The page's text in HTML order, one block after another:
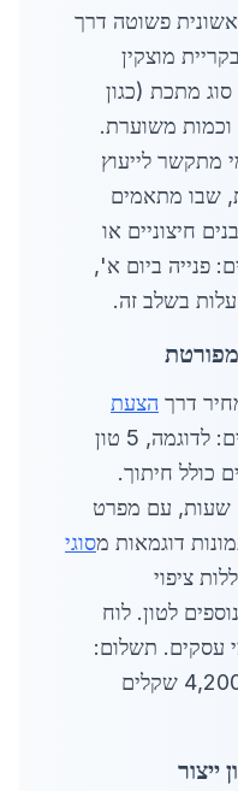
מוצקין
מתכת (כגון
וכמות משוערת.
מתקשר לייעוץ
של 30-45 דקות, שבו מתאמים
חיצוניים או
פנייה ביום א',
בשלב זה.
דרך הצעת
, הכוללת מחירים בשקלים: לדוגמה, 5 טון
ב-21,000 שקלים כולל חיתוך.
ההצעה נשלחת במייל תוך 48 שעות, עם מפרט
סוגי
ציפוי
500 שקלים נוספים לטון. לוח
אישור הצעה תוך 3 ימי עסקים. תשלום:
מקדמה 20% לאחר אישור, 4,200 שקלים